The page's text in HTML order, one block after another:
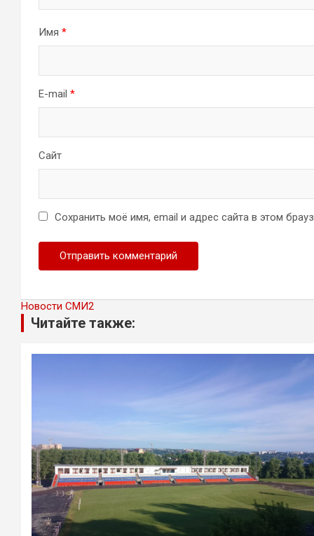
Имя *
E-mail *
Сайт
Сохранить моё имя, email и адрес сайта в этом
Новости СМИ2
Читайте также: